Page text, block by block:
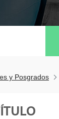
y Posgrados